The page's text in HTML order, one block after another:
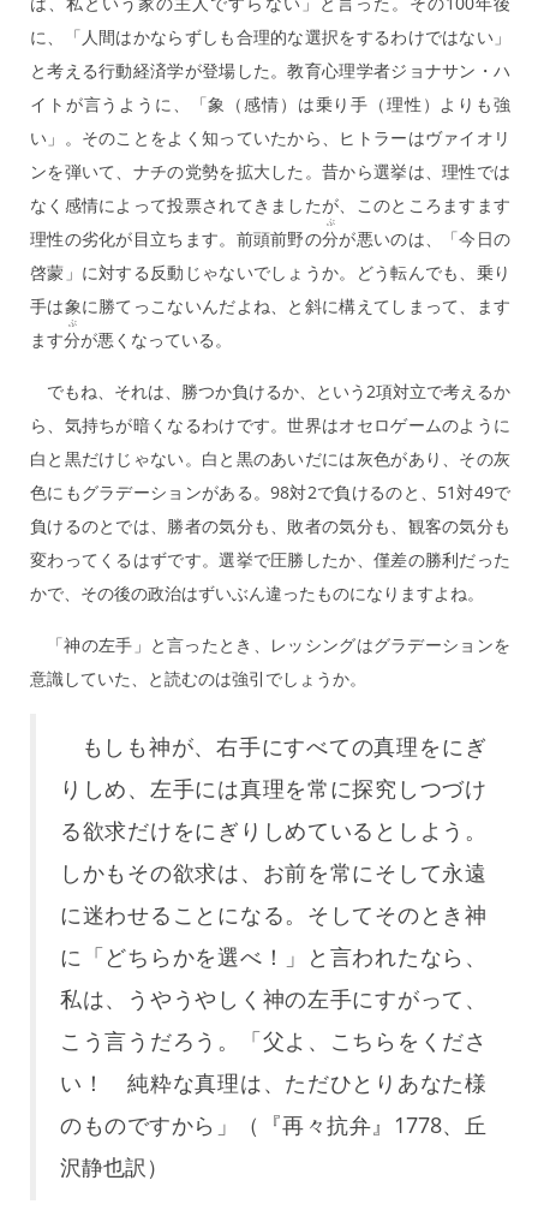
に、「人間はかならずしも合理的な選択をするわけではない」
と考える行動経済学が登場した。教育心理学者ジョナサン・ハ
イトが言うように、「象（感情）は乗り手（理性）よりも強
い」。そのことをよく知っていたから、ヒトラーはヴァイオリ
ンを弾いて、ナチの党勢を拡大した。昔から選挙は、理性では
なく感情によって投票されてきましたが、このところますます
理性の劣化が目立ちます。前頭前野の分
ぶ
が悪いのは、「今日の
啓蒙」に対する反動じゃないでしょうか。どう転んでも、乗り
手は象に勝てっこないんだよね、と斜に構えてしまって、ます
ます分
ぶ
が悪くなっている。
でもね、それは、勝つか負けるか、という2項対立で考えるか
ら、気持ちが暗くなるわけです。世界はオセロゲームのように
白と黒だけじゃない。白と黒のあいだには灰色があり、その灰
色にもグラデーションがある。98対2で負けるのと、51対49で
負けるのとでは、勝者の気分も、敗者の気分も、観客の気分も
変わってくるはずです。選挙で圧勝したか、僅差の勝利だった
かで、その後の政治はずいぶん違ったものになりますよね。
「神の左手」と言ったとき、レッシングはグラデーションを
意識していた、と読むのは強引でしょうか。
もしも神が、右手にすべての真理をにぎ
りしめ、左手には真理を常に探究しつづけ
る欲求だけをにぎりしめているとしよう。
しかもその欲求は、お前を常にそして永遠
に迷わせることになる。そしてそのとき神
に「どちらかを選べ！」と言われたなら、
私は、うやうやしく神の左手にすがって、
こう言うだろう。「父よ、こちらをくださ
い！ 純粋な真理は、ただひとりあなた様
のものですから」（『再々抗弁』1778、丘
沢静也訳）